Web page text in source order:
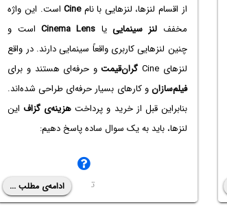
از اقسام لنزها، لنزهایی با نامCineاست. این واژه
مخفف لنز سینمایی یا Cinema Lens است و
چنین لنزهایی کاربری واقعاً سینمایی دارند. در واقع
لنزهای Cine
گران‌قیمتو حرفه‌ای هستند و برای
فیلم‌سازانو کارهای بسیار حرفه‌ای طراحی شده‌اند.
بنابراین قبل از خرید و پرداخت هزینه‌ی گزافاین
لنزها، باید به یک سوال ساده پاسخ دهیم:
ت
ف
ادامه‌ی مطلب ...